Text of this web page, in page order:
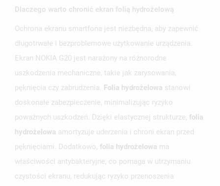
Dlaczego warto chronić ekran folią hydrożelową
Ochrona ekranu smartfona jest niezbędna, aby zapewnić
długotrwałe i bezproblemowe użytkowanie urządzenia.
Ekran NOKIA G20 jest narażony na różnorodne
uszkodzenia mechaniczne, takie jak zarysowania,
pęknięcia czy zabrudzenia.
Folia hydrożelowa stanowi
doskonałe zabezpieczenie, minimalizując ryzyko
poważnych uszkodzeń. Dzięki elastycznej strukturze, folia
hydrożelowa amortyzuje uderzenia i chroni ekran przed
pęknięciami. Dodatkowo, folia hydrożelowa ma
właściwości antybakteryjne, co pomaga w utrzymaniu
czystości ekranu, redukując ryzyko przenoszenia